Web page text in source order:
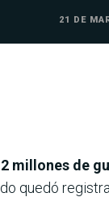
21 DE
millones de
quedó